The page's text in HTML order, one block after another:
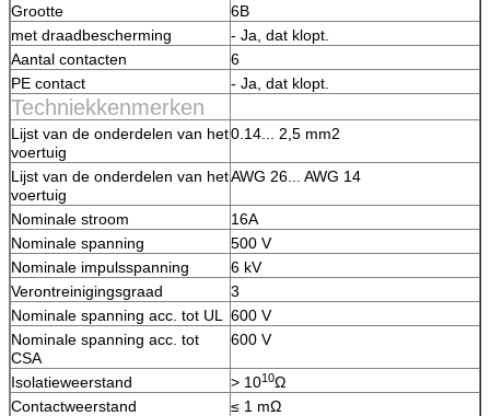
Grootte
6B
met draadbescherming
- Ja, dat klopt.
Aantal contacten
6
PE contact
- Ja, dat klopt.
Techniekkenmerken
Lijst van de onderdelen van het
voertuig
0.14... 2,5 mm2
Lijst van de onderdelen van het
voertuig
AWG 26... AWG 14
Nominale stroom
16A
Nominale spanning
500 V
Nominale impulsspanning
6 kV
Verontreinigingsgraad
3
Nominale spanning acc. tot UL
600 V
Nominale spanning acc. tot
CSA
600 V
Isolatieweerstand > 1010Ω
Contactweerstand
≤ 1 mΩ